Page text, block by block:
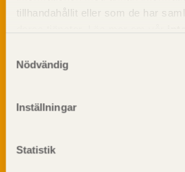
tillhandahållit eller som de har
Nödvändig
Inställningar
Statistik